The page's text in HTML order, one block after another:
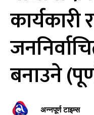
कार्यकारी
बनाउने
अन्नपूर्ण टाइम्स